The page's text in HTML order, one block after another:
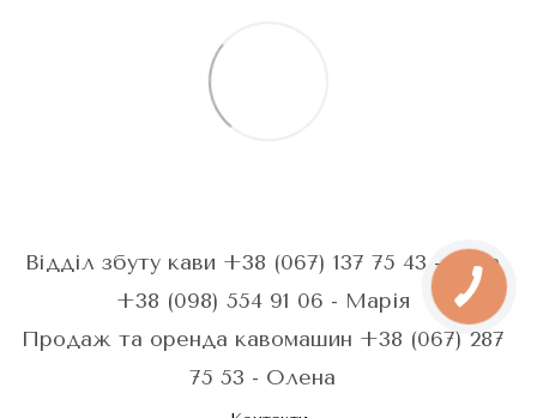
Відділ збуту кави +38 (067) 137 75 43 - Анна
+38 (098) 554 91 06 - Марія
Продаж та оренда кавомашин +38 (067) 287
75 53 - Олена